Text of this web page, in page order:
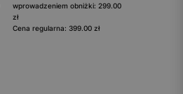
wprowadzeniem obniżki: 299.00
zł
Cena regularna: 399.00 zł